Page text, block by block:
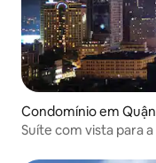
Condomínio em Quận
Suíte com vista para